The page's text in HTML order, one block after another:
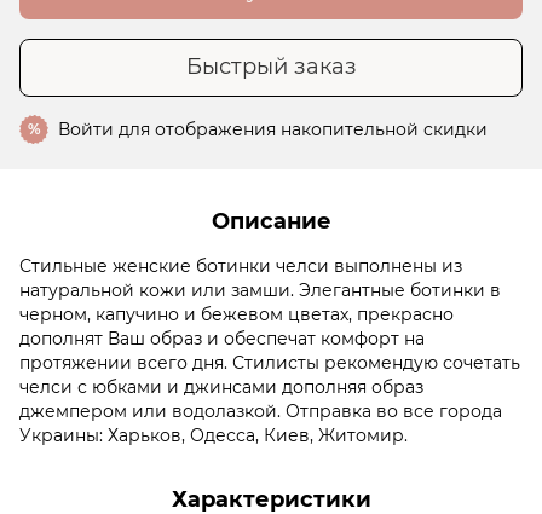
Быстрый заказ
% Войти для отображения накопительной скидки
Описание
Стильные женские ботинки челси выполнены из
натуральной кожи или замши. Элегантные ботинки в
черном, капучино и бежевом цветах, прекрасно
дополнят Ваш образ и обеспечат комфорт на
протяжении всего дня. Стилисты рекомендую сочетать
челси с юбками и джинсами дополняя образ
джемпером или водолазкой. Отправка во все города
Украины: Харьков, Одесса, Киев, Житомир.
Характеристики